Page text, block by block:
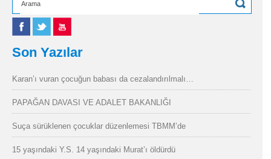
Son Yazılar
Karan’ı vuran çocuğun babası da cezalandırılmalı…
PAPAĞAN DAVASI VE ADALET BAKANLIĞI
Suça sürüklenen çocuklar düzenlemesi TBMM’de
15 yaşındaki Y.S. 14 yaşındaki Murat’ı öldürdü